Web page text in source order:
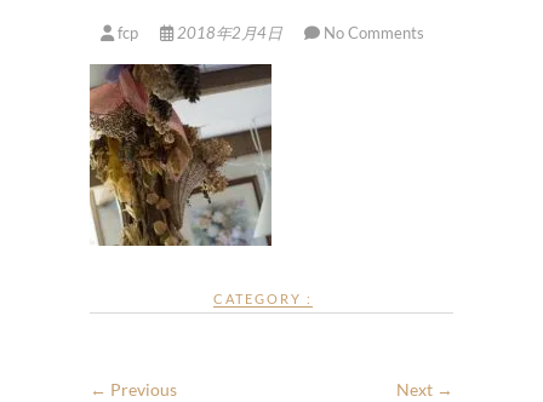
fcp 2018年2月4日 No Comments
CATEGORY :
← Previous Next →